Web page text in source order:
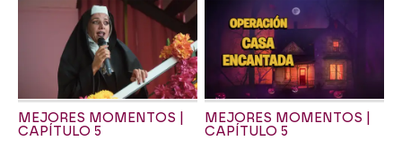
MEJORES MOMENTOS |
CAPÍTULO 5
MEJORES MOMENTOS |
CAPÍTULO 5